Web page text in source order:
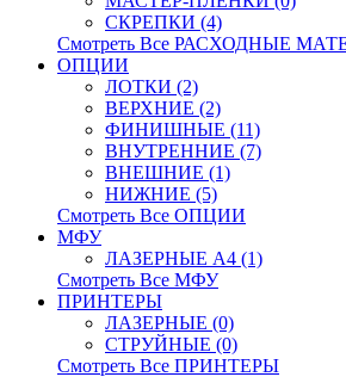
СКРЕПКИ (4)
Смотреть Все РАСХОДНЫЕ
ОПЦИИ
ЛОТКИ (2)
ВЕРХНИЕ (2)
ФИНИШНЫЕ (11)
ВНУТРЕННИЕ (7)
ВНЕШНИЕ (1)
НИЖНИЕ (5)
Смотреть Все ОПЦИИ
МФУ
ЛАЗЕРНЫЕ A4 (1)
Смотреть Все МФУ
ПРИНТЕРЫ
ЛАЗЕРНЫЕ (0)
СТРУЙНЫЕ (0)
Смотреть Все ПРИНТЕРЫ